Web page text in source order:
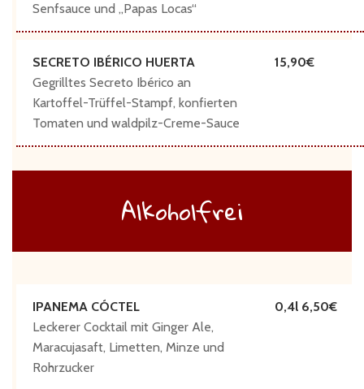
Senfsauce und „Papas Locas“
SECRETO IBÉRICO HUERTA
Gegrilltes Secreto Ibérico an
Kartoffel-Trüffel-Stampf, konfierten
Tomaten und waldpilz-Creme-Sauce
15,90
Alkoholfrei
IPANEMA CÓCTEL
Leckerer Cocktail mit Ginger Ale,
Maracujasaft, Limetten, Minze und
Rohrzucker
0,4l 6,50